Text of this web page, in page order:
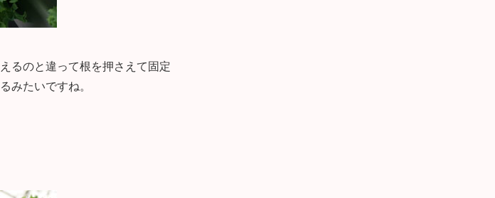
るのと違って根を押さえて固定
みたいですね。